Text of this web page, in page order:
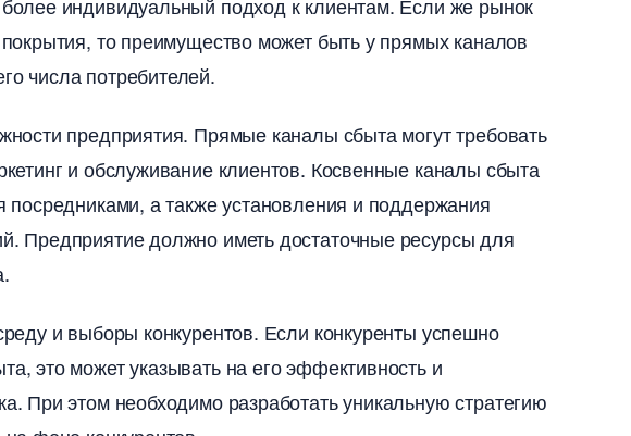
покрытия, то преимущество может быть у прямых канало
числа потребителей.​
предприятия.​ Прямые каналы сбыта могут требовать
и обслуживание клиентов.​ Косвенные каналы сбыта
посредниками, а также установления и поддержания
Предприятие должно иметь достаточные ресурсы для
и выборы конкурентов.​ Если конкуренты успешно
это может указывать на его эффективность и
При этом необходимо разработать уникальную стратегию